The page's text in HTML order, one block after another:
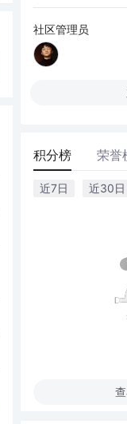
社区管理员
积分榜 荣誉
近7日 近30日